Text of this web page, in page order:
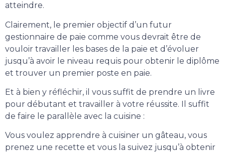
atteindre.
Clairement, le premier objectif d’un futur
gestionnaire de paie comme vous devrait être de
vouloir travailler les bases de la paie et d’évoluer
jusqu’à avoir le niveau requis pour obtenir le diplôme
et trouver un premier poste en paie.
Et à bien y réfléchir, il vous suffit de prendre un livre
pour débutant et travailler à votre réussite. Il suffit
de faire le parallèle avec la cuisine :
Vous voulez apprendre à cuisiner un gâteau, vous
prenez une recette et vous la suivez jusqu’à obtenir